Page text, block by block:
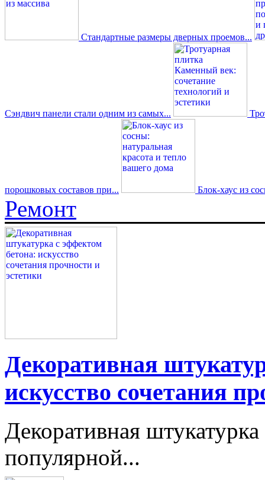
Стандартные размеры дверных проемов...
Сэндвич панели стали одним из самых...
порошковых составов при... Блок-хаус из
Ремонт
Декоративная
искусство сочетания
Декоративная
популярной...